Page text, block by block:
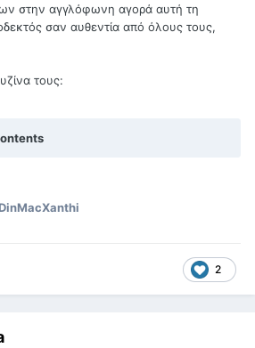
στην αγγλόφωνη αγορά αυτή τη
σαν αυθεντία από όλους τους,
τους:
2